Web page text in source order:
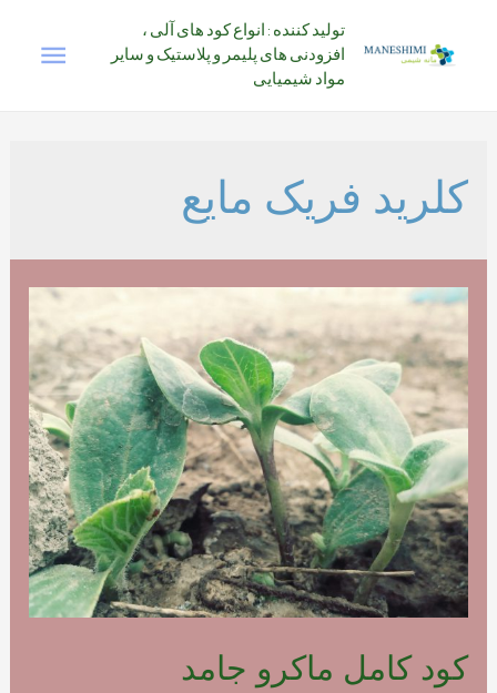
تولید کننده : انواع کود های آلی ،
افزودنی های پلیمر و پلاستیک و سایر
مواد شیمیایی
کلرید فریک مایع
کود کامل ماکرو جامد